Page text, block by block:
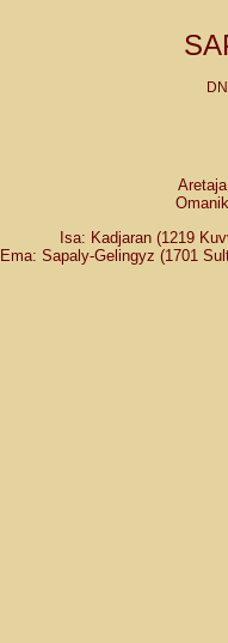
Isa: Kadjaran (1219
Ema: Sapaly-Gelingyz (1701